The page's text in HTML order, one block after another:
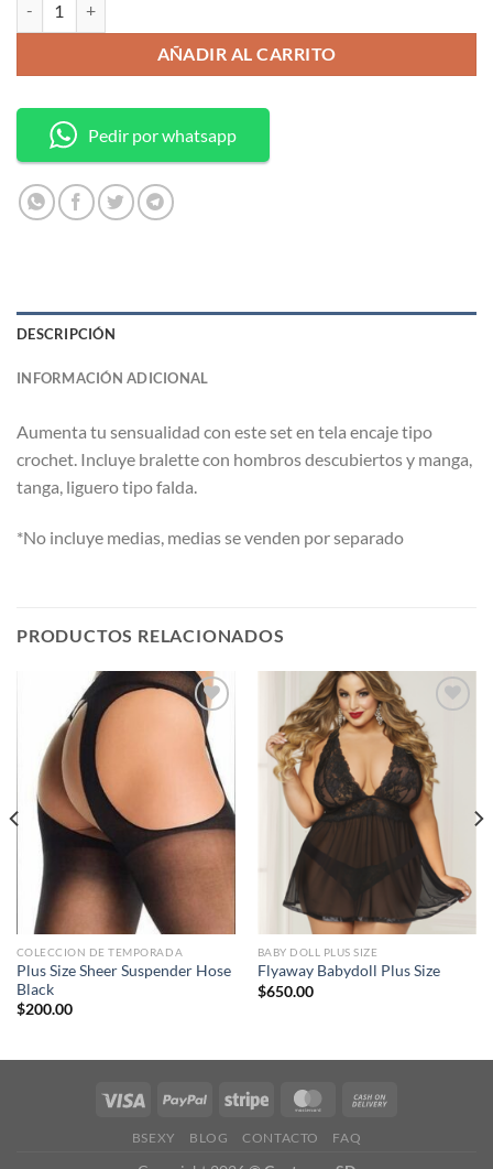
AÑADIR AL CARRITO
Pedir por whatsapp
DESCRIPCIÓN
INFORMACIÓN ADICIONAL
Aumenta tu sensualidad con este set en tela encaje tipo
crochet. Incluye bralette con hombros descubiertos y manga,
tanga, liguero tipo falda.
*No incluye medias, medias se venden por separado
PRODUCTOS RELACIONADOS
Agregar
favoritos
COLECCION DE TEMPORADA
Plus Size Sheer Suspender Hose
Black
$200.00
Agregar
favoritos
BABY DOLL PLUS SIZE
Flyaway Babydoll Plus Size
$650.00
BSEXY BLOG CONTACTO FAQ